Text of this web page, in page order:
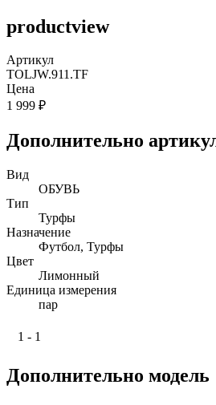
productview
Артикул
TOLJW.911.TF
Цена
1 999 ₽
Дополнительно
Вид
ОБУВЬ
Тип
Турфы
Назначение
Футбол, Турфы
Цвет
Лимонный
Единица измерения
пар
1 - 1
Дополнительно модель